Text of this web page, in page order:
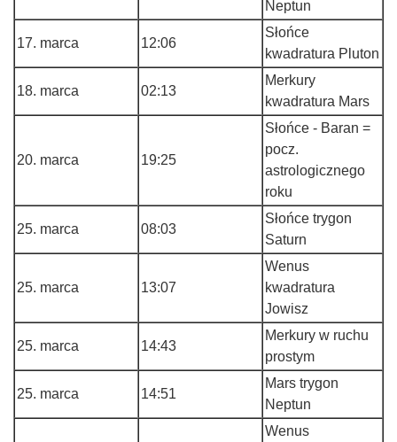
Neptun
17. marca 12:06
Słońce
kwadratura Pluton
18. marca 02:13
Merkury
kwadratura Mars
20. marca 19:25
Słońce - Baran =
pocz.
astrologicznego
roku
25. marca 08:03
Słońce trygon
Saturn
25. marca 13:07
Wenus
kwadratura
Jowisz
25. marca 14:43
Merkury w ruchu
prostym
25. marca 14:51
Mars trygon
Neptun
Wenus